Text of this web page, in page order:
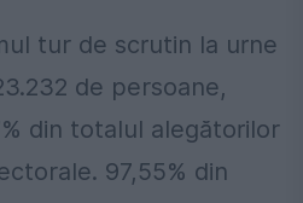
tur de scrutin la urne
de persoane,
din totalul alegătorilor
97,55% din